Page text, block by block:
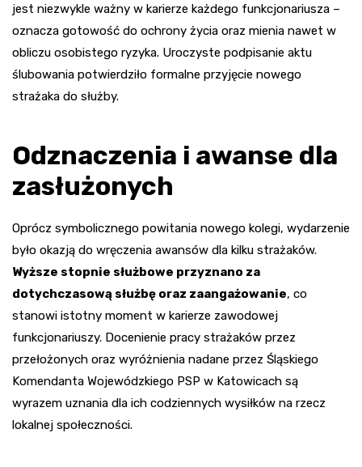
jest niezwykle ważny w karierze każdego funkcjonariusza –
oznacza gotowość do ochrony życia oraz mienia nawet w
obliczu osobistego ryzyka. Uroczyste podpisanie aktu
ślubowania potwierdziło formalne przyjęcie nowego
strażaka do służby.
Odznaczenia i awanse dla
zasłużonych
Oprócz symbolicznego powitania nowego kolegi, wydarzenie
było okazją do wręczenia awansów dla kilku strażaków.
Wyższe stopnie służbowe przyznano za
dotychczasową służbę oraz zaangażowanie, co
stanowi istotny moment w karierze zawodowej
funkcjonariuszy. Docenienie pracy strażaków przez
przełożonych oraz wyróżnienia nadane przez Śląskiego
Komendanta Wojewódzkiego PSP w Katowicach są
wyrazem uznania dla ich codziennych wysiłków na rzecz
lokalnej społeczności.